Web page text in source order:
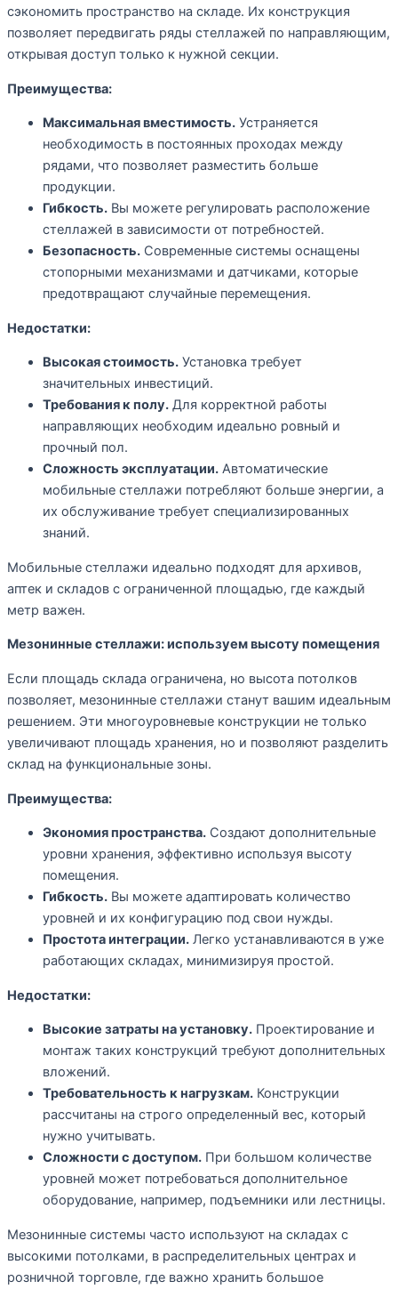
сэкономить пространство на складе. Их конструкция
позволяет передвигать ряды стеллажей по направляющим,
открывая доступ только к нужной секции.
Преимущества:
Максимальная вместимость. Устраняется
необходимость в постоянных проходах между
рядами, что позволяет разместить больше
продукции.
Гибкость. Вы можете регулировать расположение
стеллажей в зависимости от потребностей.
Безопасность. Современные системы оснащены
стопорными механизмами и датчиками, которые
предотвращают случайные перемещения.
Недостатки:
Высокая стоимость. Установка требует
значительных инвестиций.
Требования к полу. Для корректной работы
направляющих необходим идеально ровный и
прочный пол.
Сложность эксплуатации. Автоматические
мобильные стеллажи потребляют больше энергии, а
их обслуживание требует специализированных
знаний.
Мобильные стеллажи идеально подходят для архивов,
аптек и складов с ограниченной площадью, где каждый
метр важен.
Мезонинные стеллажи: используем высоту помещения
Если площадь склада ограничена, но высота потолков
позволяет, мезонинные стеллажи станут вашим идеальным
решением. Эти многоуровневые конструкции не только
увеличивают площадь хранения, но и позволяют разделить
склад на функциональные зоны.
Преимущества:
Экономия пространства. Создают дополнительные
уровни хранения, эффективно используя высоту
помещения.
Гибкость. Вы можете адаптировать количество
уровней и их конфигурацию под свои нужды.
Простота интеграции. Легко устанавливаются в уже
работающих складах, минимизируя простой.
Недостатки:
Высокие затраты на установку. Проектирование и
монтаж таких конструкций требуют дополнительных
вложений.
Требовательность к нагрузкам. Конструкции
рассчитаны на строго определенный вес, который
нужно учитывать.
Сложности с доступом. При большом количестве
уровней может потребоваться дополнительное
оборудование, например, подъемники или лестницы.
Мезонинные системы часто используют на складах с
высокими потолками, в распределительных центрах и
розничной торговле, где важно хранить большое